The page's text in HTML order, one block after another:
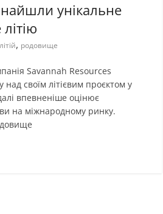
унікальне
літій, родовище
Savannah Resources
над своїм літієвим проєктом у
впевненіше оцінює
на міжнародному ринку.